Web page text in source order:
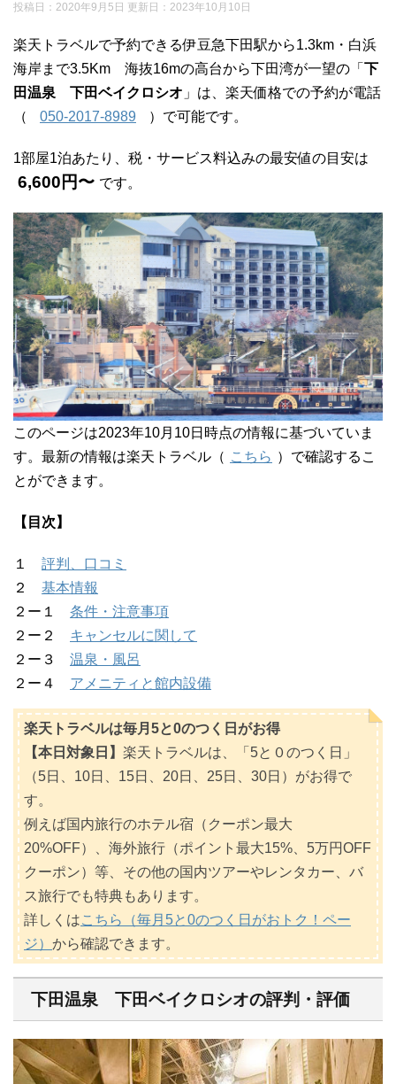
投稿日：2020年9月5日 更新日： 2023年10月10日
楽天トラベルで予約できる伊豆急下田駅から1.3km・白浜
海岸まで3.5Km 海抜16mの高台から下田湾が一望の「 下
田温泉 下田ベイクロシオ 」は、楽天価格での予約が電話
（
050-2017-8989 ）で可能です。
1部屋1泊あたり、税・サービス料込みの最安値の目安は
6,600円〜 です。
このページは2023年10月10日時点の情報に基づいていま
す。最新の情報は楽天トラベル（ こちら ）で確認するこ
とができます。
【目次】
１ 評判、口コミ
２ 基本情報
２ー１ 条件・注意事項
２ー２ キャンセルに関して
２ー３ 温泉・風呂
２ー４ アメニティと館内設備
楽天トラベルは毎月5と0のつく日がお得
【本日対象日】 楽天トラベルは、「5と０のつく日」
（5日、10日、15日、20日、25日、30日）がお得で
す。
例えば国内旅行のホテル宿（クーポン最大
20%OFF）、海外旅行（ポイント最大15%、5万円OFF
クーポン）等、その他の国内ツアーやレンタカー、バ
ス旅行でも特典もあります。
詳しくはこちら（毎月5と0のつく日がおトク！ペー
ジ） から確認できます。
下田温泉 下田ベイクロシオの評判・評価